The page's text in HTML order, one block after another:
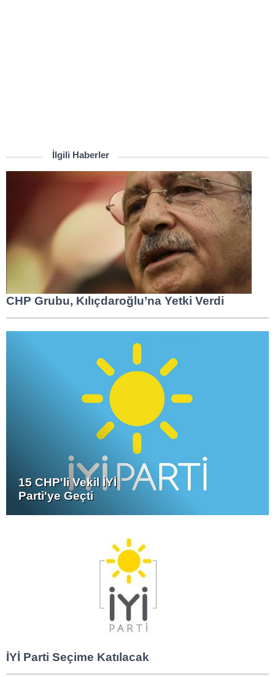
İlgili Haberler
CHP Grubu, Kılıçdaroğlu’na Yetki Verdi
15 CHP'li Vekil İYİ
Parti'ye Geçti
İYİ Parti Seçime Katılacak